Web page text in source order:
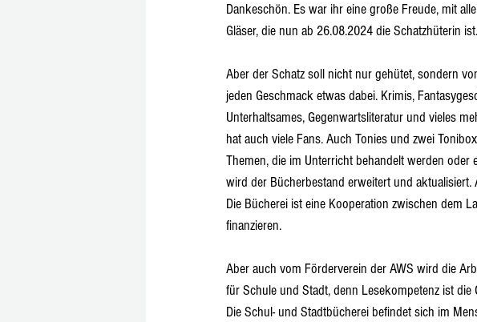
Dankeschön. Es war ihr eine große Freude, mit
Gläser, die nun ab 26.08.2024 die Schatzhüterin ist.
Aber der Schatz soll nicht nur gehütet, sondern
jeden Geschmack etwas dabei. Krimis,
Unterhaltsames, Gegenwartsliteratur und vieles
hat auch viele Fans. Auch Tonies und zwei
Themen, die im Unterricht behandelt werden
wird der Bücherbestand erweitert und
Die Bücherei ist eine Kooperation zwischen dem
finanzieren.
Aber auch vom Förderverein der AWS wird die
für Schule und Stadt, denn Lesekompetenz ist
Die Schul- und Stadtbücherei befindet sich im